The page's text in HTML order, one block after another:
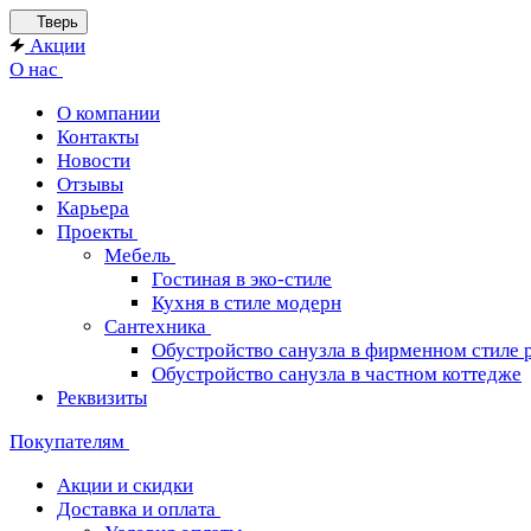
Тверь
Акции
О нас
О компании
Контакты
Новости
Отзывы
Карьера
Проекты
Мебель
Гостиная в эко-стиле
Кухня в стиле модерн
Сантехника
Обустройство санузла в фирменном стиле
Обустройство санузла в частном коттедже
Реквизиты
Покупателям
Акции и скидки
Доставка и оплата